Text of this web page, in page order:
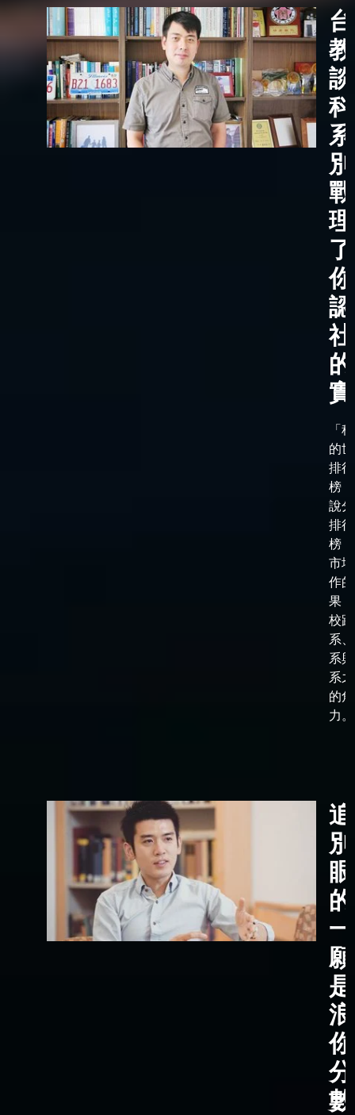
科
實
「
的
排行
榜
說
排行
榜
市
作
果
校跟
系
系
系
的角
力
分